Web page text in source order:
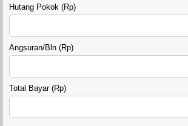
Hutang Pokok (Rp)
Angsuran/Bln (Rp)
Total Bayar (Rp)